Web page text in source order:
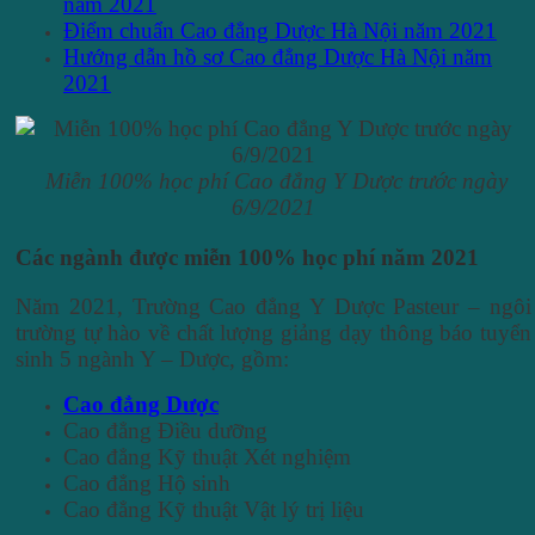
Điểm chuẩn Cao đẳng Dược Hà Nội năm 2021
Hướng dẫn hồ sơ Cao đẳng Dược Hà Nội năm
2021
Miễn 100% học phí Cao đẳng Y Dược trước ngày
6/9/2021
Các ngành được miễn 100% học phí năm 2021
Năm 2021, Trường Cao đẳng Y Dược Pasteur – ngôi
trường tự hào về chất lượng giảng dạy thông báo tuyển
sinh 5 ngành Y – Dược, gồm:
Cao đẳng Dược
Cao đẳng Điều dưỡng
Cao đẳng Kỹ thuật Xét nghiệm
Cao đẳng Hộ sinh
Cao đẳng Kỹ thuật Vật lý trị liệu